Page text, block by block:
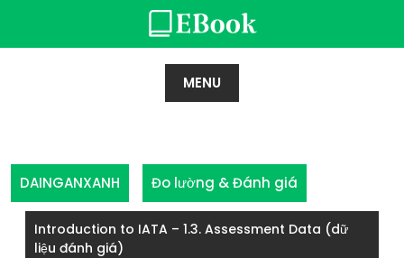
content
MENU
DAINGANXANH Đo lường & Đánh giá
Introduction to IATA – 1.3. Assessment Data (dữ
liệu đánh giá)